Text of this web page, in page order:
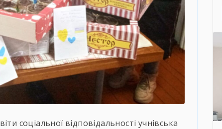
соціальної відповідальності учнівська